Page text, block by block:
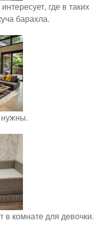
где в таких
барахла.
нужны.
комнате для девочки.